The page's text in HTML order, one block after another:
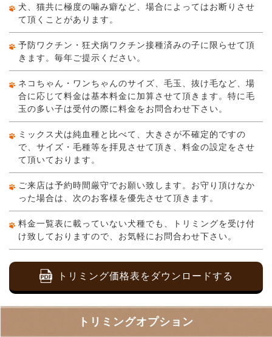
犬、猫共に極度の噛み癖など、場合によってはお断りさせ
て頂くことがあります。
予防ワクチン・狂犬病ワクチン接種済みの子に限らせて頂
きます。毎年ご提示ください。
ネコちゃん・ワンちゃんのサイズ、毛玉、抜け毛など、場
合に応じて料金は基本料金に加算させて頂きます。特に毛
玉の多い子は受付の際に料金をお問合わせ下さい。
ミックス犬は純血種と比べて、大きさが不確定的ですの
で、サイズ・毛種等を拝見させて頂き、料金の設定をさせ
て頂いております。
ご来店は予約時間厳守でお願い致します。お守り頂けなか
った場合は、次のお客様を優先させて頂きます。
料金一覧表に載っていない犬種でも、トリミングを受け付
け致しておりますので、お気軽にお問合わせ下さい。
トリミング価格表をダウンロードする
トリミングオプション